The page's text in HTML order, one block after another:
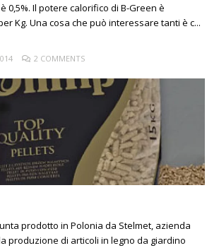
0,5%. Il potere calorifico di B-Green è
Kg. Una cosa che può interessare tanti è c...
2 COMMENTS
prodotto in Polonia da Stelmet, azienda
produzione di articoli in legno da giardino